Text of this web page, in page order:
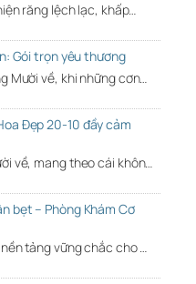
răng lệch lạc, khấp…
Gói trọn yêu thương
Mười về, khi những cơn…
Đẹp 20-10 đầy cảm
về, mang theo cái khôn…
bẹt – Phòng Khám Cơ
tảng vững chắc cho …